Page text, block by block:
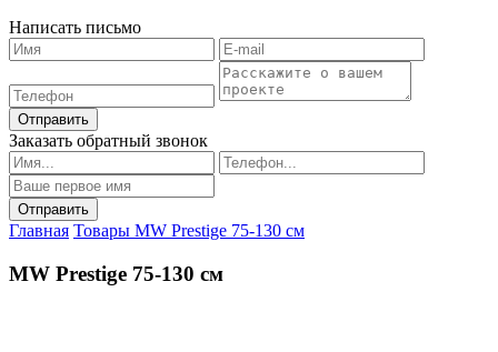
Написать письмо
Отправить
Заказать обратный звонок
Главная Товары MW Prestige 75-130 см
MW Prestige 75-130 см